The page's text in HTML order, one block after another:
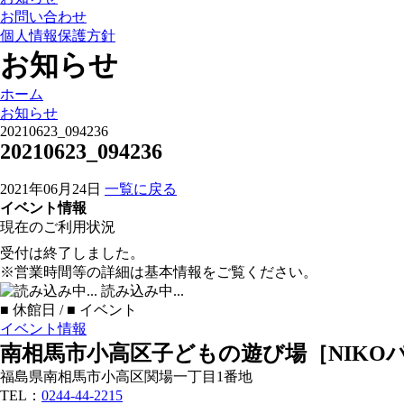
お問い合わせ
個人情報保護方針
お知らせ
ホーム
お知らせ
20210623_094236
20210623_094236
2021年06月24日 一覧に戻る
イベント情報
現在のご利用状況
受付は終了しました。
※営業時間等の詳細は基本情報をご覧ください。
読み込み中...
■ 休館日 / ■ イベント
イベント情報
南相馬市小高区子どもの遊び場［NIKO
福島県南相馬市小高区関場一丁目1番地
TEL： 0244-44-2215